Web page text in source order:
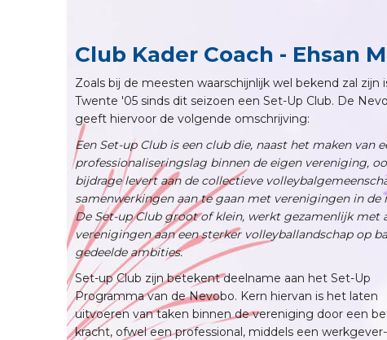
Club Kader Coach - Ehsan
Zoals bij de meesten waarschijnlijk wel bekend zal zijn
Twente '05 sinds dit seizoen een Set-Up Club. De
geeft hiervoor de volgende omschrijving:
Een Set-up Club is een club die, naast het maken van
professionaliseringslag binnen de eigen vereniging,
bijdrage levert aan de collectieve
samenwerkingen aan te gaan met verenigingen in de
De Set-up Club groot of klein, werkt gezamenlijk met
verenigingen aan een sterker volleyballandschap op
gedeelde ambities.
Set-up Club zijn betekent deelname aan het Set-Up
Programma van de Nevobo. Kern hiervan is het laten
uitvoeren van taken binnen de vereniging door een
kracht, ofwel een professional, middels een werkgever-